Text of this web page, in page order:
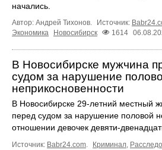
начались.
Автор: Андрей Тихонов. Источник:
Экономика
Новосибирск 1614
В Новосибирске мужчина
судом за нарушение
неприкосновенности
В Новосибирске 29-летний местный
перед судом за нарушение половой
отношении девочек девяти-
Источник: Babr24.com. Криминал,